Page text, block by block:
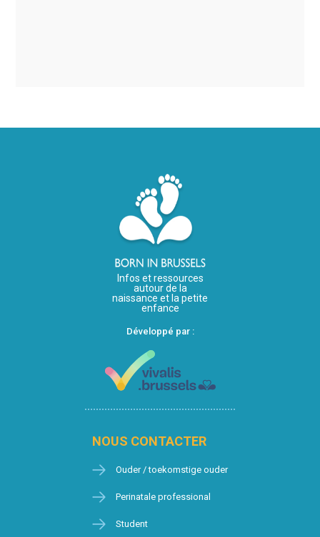
Infos et ressources
autour de la
naissance et la petite
enfance
Développé par :
NOUS CONTACTER
Ouder / toekomstige ouder
Perinatale professional
Student